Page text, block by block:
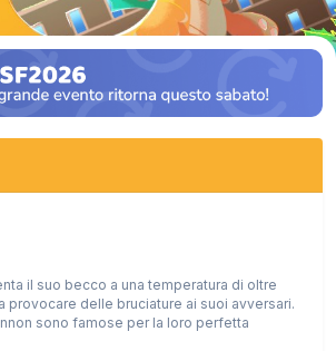
il suo becco a una temperatura di oltre
provocare delle bruciature ai suoi avversari.
sono famose per la loro perfetta